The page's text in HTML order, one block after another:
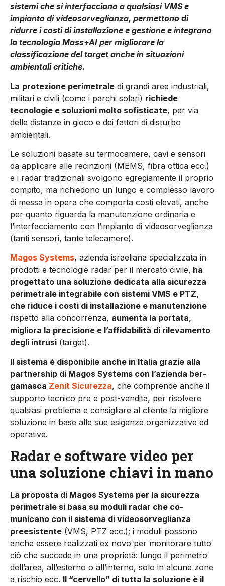
sistemi che si interfacciano a qualsiasi VMS e
impianto di videosorveglianza, permettono di
ridurre i costi di installazione e gestione e integrano
la tecnologia Mass+AI per migliorare la
classificazione del target anche in situazioni
ambientali critiche.
La protezione perimetrale di grandi aree industriali,
milita­ri e civili (come i parchi solari) richiede
tecnologie e soluzioni molto sofisticate, per via
delle distanze in gioco e dei fattori di disturbo
ambientali.
Le soluzioni basate su termocamere, cavi e sensori
da applicare alle recinzioni (MEMS, fi­bra ottica ecc.)
e i radar tradizionali svolgono egregiamente il proprio
compito, ma richiedono un lungo e complesso lavoro
di messa in opera che comporta costi elevati, anche
per quanto riguarda la manutenzione ordinaria e
l’interfac­ciamento con l’impianto di videosorveglianza
(tanti sensori, tante telecamere).
Magos Systems, azienda israeliana specializza­ta in
prodotti e tecnologie radar per il mercato civile, ha
progettato una soluzione dedicata alla sicurezza
perimetrale integrabile con sistemi VMS e PTZ,
che riduce i costi di installazione e manutenzione
rispetto alla concorrenza, au­menta la portata,
migliora la precisione e l’affi­dabilità di rilevamento
degli intrusi (target).
Il sistema è disponibile anche in Italia grazie alla
partnership di Magos Systems con l’azienda ber­
gamasca Zenit Sicurezza, che comprende anche il
supporto tecnico pre e post-vendita, per risol­vere
qualsiasi problema e consigliare al cliente la migliore
soluzione in base alle sue esigenze organizzative ed
operative.
Radar e software video per
una soluzione chiavi in mano
La proposta di Magos Systems per la sicurez­za
perimetrale si basa su moduli radar che co­
municano con il sistema di videosorveglianza
preesistente (VMS, PTZ ecc.); i moduli possono
anche essere realizzati ex novo per monitorare tutto
ciò che succede in una proprietà: lungo il perimetro
dell’area, all’esterno o all’interno, solo in alcune zone
a rischio ecc. Il “cervello” di tutta la soluzione è il